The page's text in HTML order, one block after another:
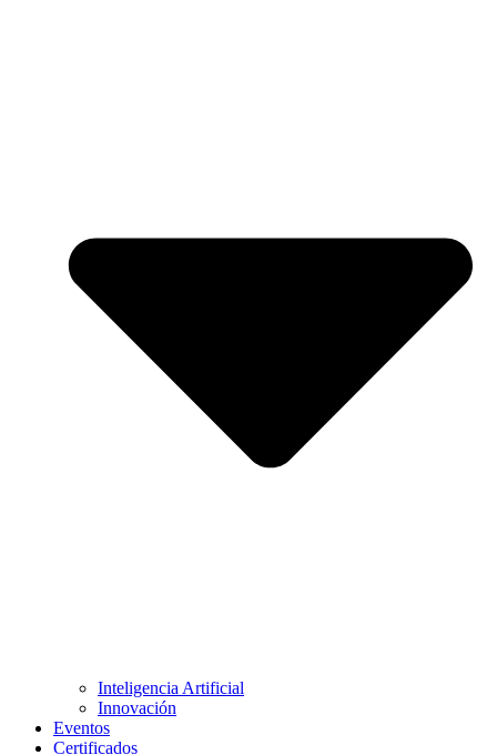
Inteligencia Artificial
Innovación
Eventos
Certificados